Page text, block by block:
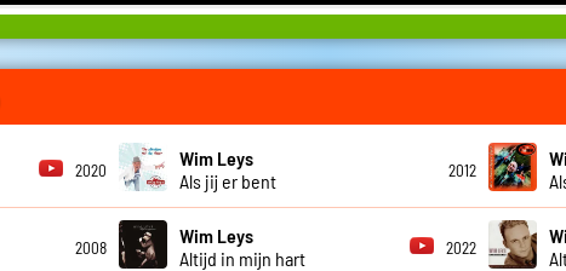
2020
Wim Leys
Als jij er bent
2012
2008
Wim Leys
Altijd in mijn hart
2022